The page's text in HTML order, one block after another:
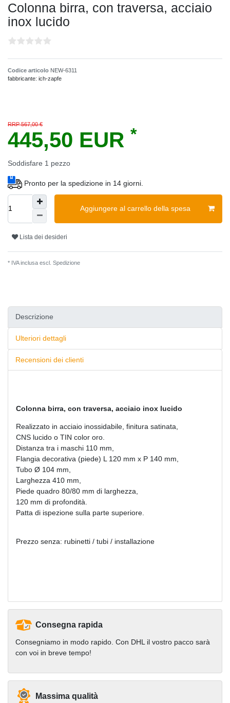
Colonna birra, con traversa, acciaio
inox lucido
Codice articolo NEW-6311
fabbricante: ich-zapfe
RRP 567,00 €
445,50 EUR *
Soddisfare 1 pezzo
Pronto per la spedizione in 14 giorni.
Aggiungere al carrello della spesa
Lista dei desideri
* IVA inclusa escl. Spedizione
Descrizione
Ulteriori dettagli
Recensioni dei clienti
Colonna birra, con traversa, acciaio inox lucido
Realizzato in acciaio inossidabile, finitura satinata,
CNS lucido o TIN color oro.
Distanza tra i maschi 110 mm,
Flangia decorativa (piede) L 120 mm x P 140 mm,
Tubo Ø 104 mm,
Larghezza 410 mm,
Piede quadro 80/80 mm di larghezza,
120 mm di profondità.
Patta di ispezione sulla parte superiore.
Prezzo senza: rubinetti / tubi / installazione
Consegna rapida
Consegniamo in modo rapido. Con DHL il vostro pacco sarà
con voi in breve tempo!
Massima qualità